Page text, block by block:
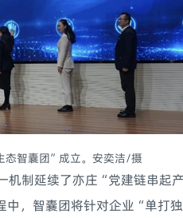
态智囊团”成立。安奕洁/摄
制延续了亦庄“党建链串起
，智囊团将针对企业“单打